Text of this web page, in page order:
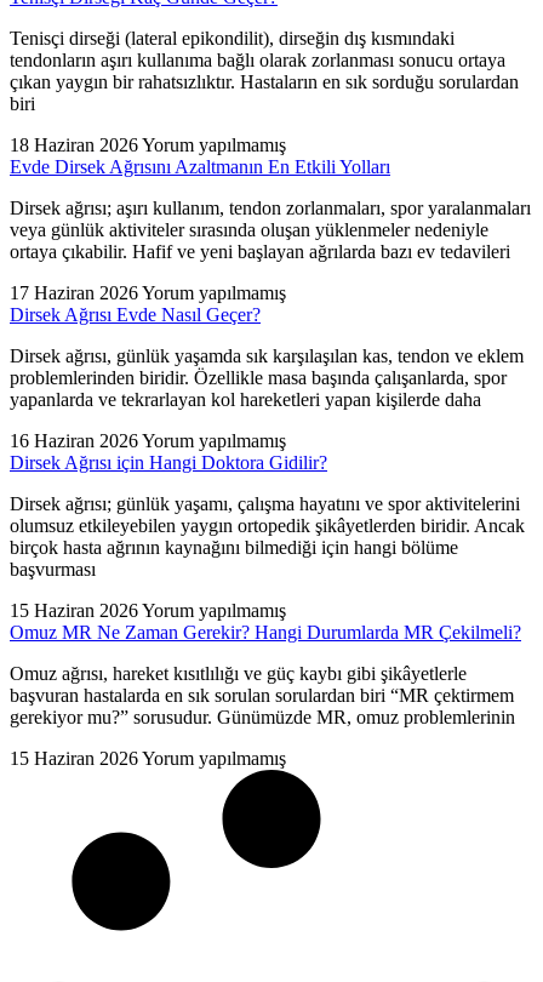
Tenisçi dirseği (lateral epikondilit), dirseğin dış kısmındaki
tendonların aşırı kullanıma bağlı olarak zorlanması sonucu ortaya
çıkan yaygın bir rahatsızlıktır. Hastaların en sık sorduğu sorulardan
biri
18 Haziran 2026Yorum yapılmamış
Evde Dirsek Ağrısını Azaltmanın En Etkili Yolları
Dirsek ağrısı; aşırı kullanım, tendon zorlanmaları, spor yaralanmaları
veya günlük aktiviteler sırasında oluşan yüklenmeler nedeniyle
ortaya çıkabilir. Hafif ve yeni başlayan ağrılarda bazı ev tedavileri
17 Haziran 2026Yorum yapılmamış
Dirsek Ağrısı Evde Nasıl Geçer?
Dirsek ağrısı, günlük yaşamda sık karşılaşılan kas, tendon ve eklem
problemlerinden biridir. Özellikle masa başında çalışanlarda, spor
yapanlarda ve tekrarlayan kol hareketleri yapan kişilerde daha
16 Haziran 2026Yorum yapılmamış
Dirsek Ağrısı için Hangi Doktora Gidilir?
Dirsek ağrısı; günlük yaşamı, çalışma hayatını ve spor aktivitelerini
olumsuz etkileyebilen yaygın ortopedik şikâyetlerden biridir. Ancak
birçok hasta ağrının kaynağını bilmediği için hangi bölüme
başvurması
15 Haziran 2026Yorum yapılmamış
Omuz MR Ne Zaman Gerekir? Hangi Durumlarda MR Çekilmeli?
Omuz ağrısı, hareket kısıtlılığı ve güç kaybı gibi şikâyetlerle
başvuran hastalarda en sık sorulan sorulardan biri “MR çektirmem
gerekiyor mu?” sorusudur. Günümüzde MR, omuz problemlerinin
15 Haziran 2026Yorum yapılmamış